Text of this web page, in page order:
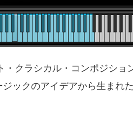
・クラシカル・コンポジショ
ックのアイデアから生まれ